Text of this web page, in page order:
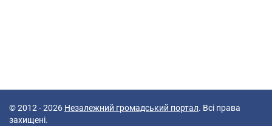
© 2012 - 2026 Незалежний громадський портал. Всі права
захищені.